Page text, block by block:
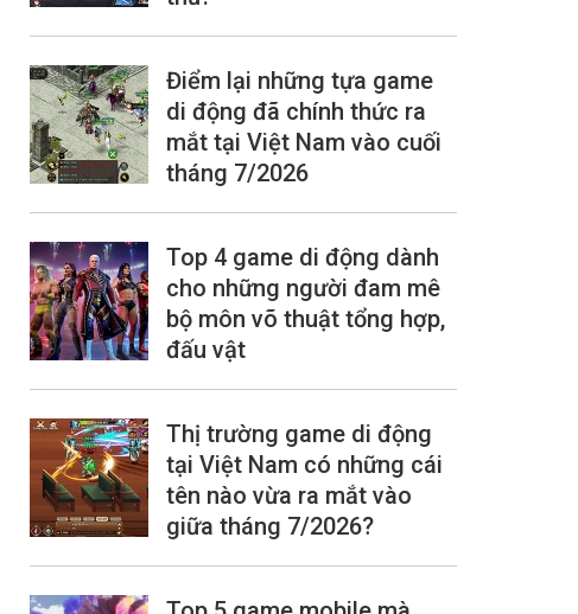
Điểm lại những tựa game
di động đã chính thức ra
mắt tại Việt Nam vào cuối
tháng 7/2026
Top 4 game di động dành
cho những người đam mê
bộ môn võ thuật tổng hợp,
đấu vật
Thị trường game di động
tại Việt Nam có những cái
tên nào vừa ra mắt vào
giữa tháng 7/2026?